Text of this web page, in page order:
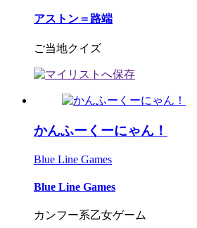
アストン＝路端
ご当地クイズ
かんふーくーにゃん！
Blue Line Games
Blue Line Games
カンフー系乙女ゲーム